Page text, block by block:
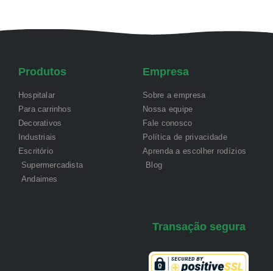
Produtos
Hospitalar
Para carrinhos
Decorativos
Industriais
Escritório
Supermercadista
Andaimes
Empresa
Sobre a empresa
Nossa equipe
Fale conosco
Política de privacidade
Aprenda a escolher rodízios
Blog
Transação segura